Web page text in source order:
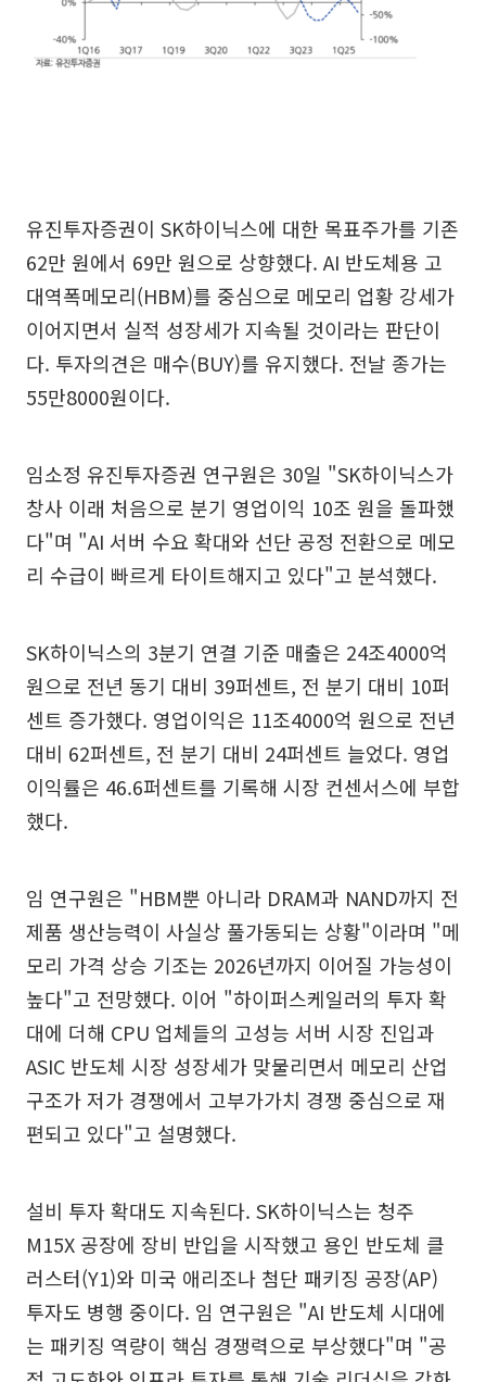
유진투자증권이 SK하이닉스에 대한 목표주가를 기존
62만 원에서 69만 원으로 상향했다. AI 반도체용 고
대역폭메모리(HBM)를 중심으로 메모리 업황 강세가
이어지면서 실적 성장세가 지속될 것이라는 판단이
다. 투자의견은 매수(BUY)를 유지했다. 전날 종가는
55만8000원이다.
임소정 유진투자증권 연구원은 30일 "SK하이닉스가
창사 이래 처음으로 분기 영업이익 10조 원을 돌파했
다"며 "AI 서버 수요 확대와 선단 공정 전환으로 메모
리 수급이 빠르게 타이트해지고 있다"고 분석했다.
SK하이닉스의 3분기 연결 기준 매출은 24조4000억
원으로 전년 동기 대비 39퍼센트, 전 분기 대비 10퍼
센트 증가했다. 영업이익은 11조4000억 원으로 전년
대비 62퍼센트, 전 분기 대비 24퍼센트 늘었다. 영업
이익률은 46.6퍼센트를 기록해 시장 컨센서스에 부합
했다.
임 연구원은 "HBM뿐 아니라 DRAM과 NAND까지 전
제품 생산능력이 사실상 풀가동되는 상황"이라며 "메
모리 가격 상승 기조는 2026년까지 이어질 가능성이
높다"고 전망했다. 이어 "하이퍼스케일러의 투자 확
대에 더해 CPU 업체들의 고성능 서버 시장 진입과
ASIC 반도체 시장 성장세가 맞물리면서 메모리 산업
구조가 저가 경쟁에서 고부가가치 경쟁 중심으로 재
편되고 있다"고 설명했다.
설비 투자 확대도 지속된다. SK하이닉스는 청주
M15X 공장에 장비 반입을 시작했고 용인 반도체 클
러스터(Y1)와 미국 애리조나 첨단 패키징 공장(AP)
투자도 병행 중이다. 임 연구원은 "AI 반도체 시대에
는 패키징 역량이 핵심 경쟁력으로 부상했다"며 "공